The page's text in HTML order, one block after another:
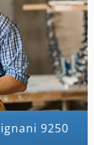
9250